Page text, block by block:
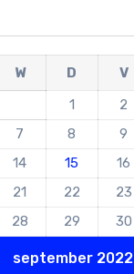
september 2022
W D V
1
2
7 8 9
14 15 16
21 22 23
28 29 30